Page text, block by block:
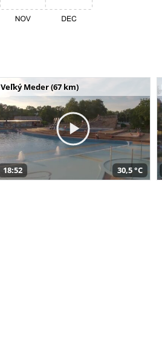
Veľký Meder (67 km)
18:52 30,5 °C